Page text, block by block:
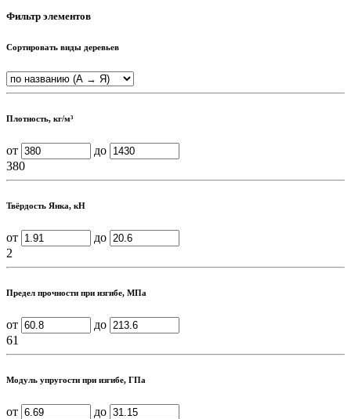
Фильтр элементов
Сортировать виды деревьев
Плотность, кг/м³
от
до
380
Твёрдость Янка, кН
от
до
2
Предел прочности при изгибе, МПа
от
до
61
Модуль упругости при изгибе, ГПа
от
до